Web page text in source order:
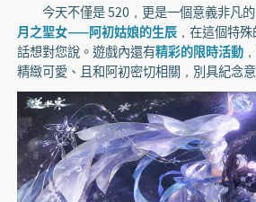
今天不僅是 520，更是一個意義非凡的
月之聖女——阿初姑娘的生辰，在這個特
話想對您說。遊戲內還有精彩的限時活動
精緻可愛、且和阿初密切相關，別具紀念